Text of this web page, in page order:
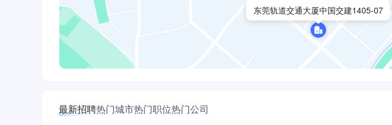
东莞轨道交通大厦中国交建1405-07
最新招聘热门城市热门职位热门公司